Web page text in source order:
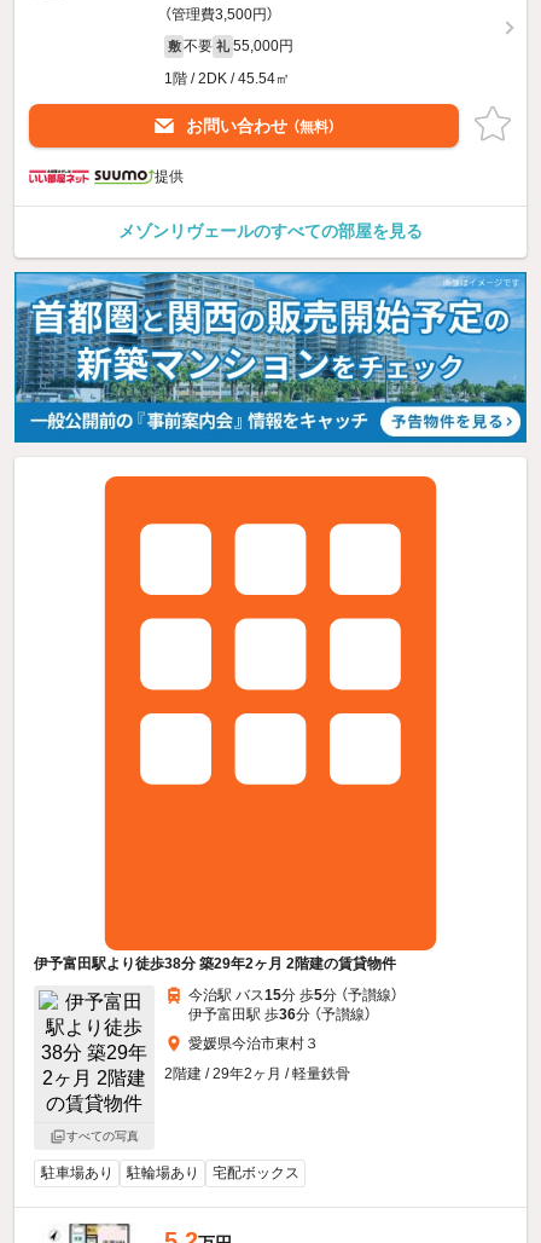
（管理費3,500円）
敷 不要 礼 55,000円
1階 / 2DK / 45.54㎡
お問い合わせ （無料）
提供
メゾンリヴェールのすべての部屋を見る
伊予富田駅より徒歩38分 築29年2ヶ月 2階建の賃貸物件
すべての写真
今治駅 バス15分 歩5分 （予讃線）
伊予富田駅 歩36分 （予讃線）
愛媛県今治市東村３
2階建 / 29年2ヶ月 / 軽量鉄骨
駐車場あり 駐輪場あり 宅配ボックス